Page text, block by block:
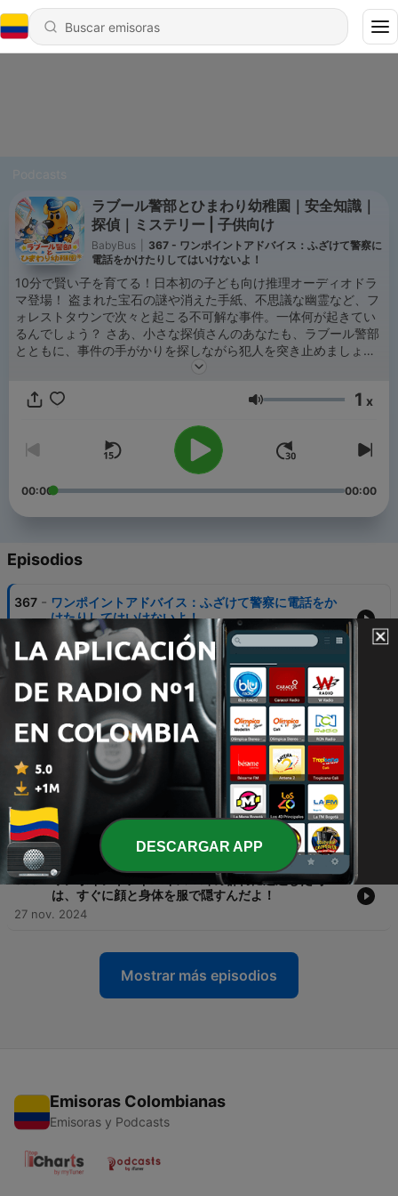
ラブール警部とひまわり幼稚園｜安全知識｜
探偵｜ミステリー | 子供向け
BabyBus
367 - ワンポイントアドバイス：ふざけて警察に
電話をかけたりしてはいけないよ！
10分で賢い子を育てる！日本初の子ども向け推理オーディオドラ
マ登場！ 盗まれた宝石の謎や消えた手紙、不思議な幽霊など、フ
ォレストタウンで次々と起こる不可解な事件。一体何が起きてい
るんでしょう？ さあ、小さな探偵さんのあなたも、ラブール警部
とともに、事件の手がかりを探しながら犯人を突き止めましょ
週月・金配信です。 事件簿の特集は 毎週水配信です。 ワンポイ
＃おやすみ ＃朗読 ＃読み聞かせ ＃探偵 ＃推理 ＃教育
＃子供向け ＃ポッドキャスト ＃オーディオブック
Volumen 1 x
00:00 00:00
Episodios
367 - ワンポイントアドバイス：ふざけて警察に電話をか
けたりしてはいけないよ！
06 dic. 2024
ワンポイントアドバイス：デコボコしている地面は
ゆっくり歩くんだよ！
04 dic. 2024
365 -
ワンポイントアドバイス：先の尖った物を持って歩
き回ったりしてはいけないよ！
02 dic. 2024
364 - ワンポイントアドバイス：パックが膨らんでいるも
のは、飲んじゃいけないよ！
29 nov. 2024
363 - ワンポイントアドバイス：蜂の群れに遭遇した時
は、すぐに顔と身体を服で隠すんだよ！
27 nov. 2024
Mostrar más episodios
Emisoras Colombianas
Emisoras y Podcasts
DESCARGAR APP